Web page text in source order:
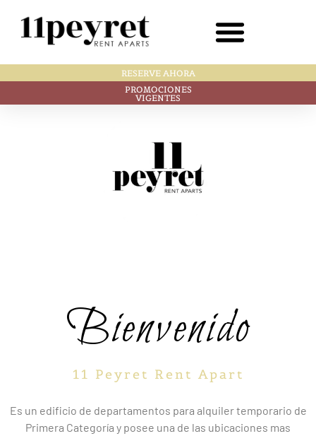
RESERVE AHORA
PROMOCIONES
VIGENTES
Bienvenido
11 Peyret Rent Apart
Es un edificio de departamentos para alquiler temporario de
Primera Categoría y posee una de las ubicaciones mas